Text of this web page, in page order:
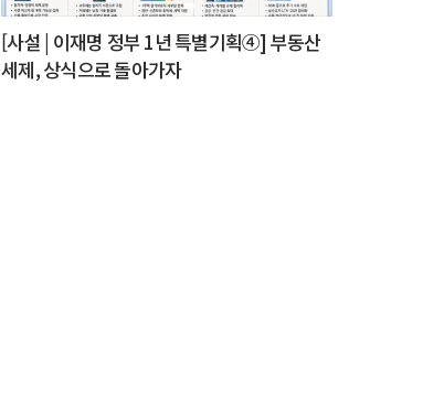
[사설 | 이재명 정부 1년 특별기획④] 부동산
세제, 상식으로 돌아가자